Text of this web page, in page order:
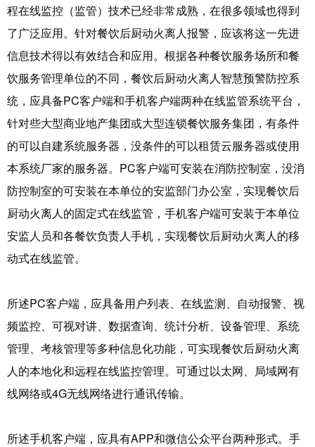
程在线监控（监管）技术已经非常成熟，在很多领域也得到
了广泛应用。针对餐饮后厨动火离人报警，应该将这一先进
信息技术得以有效结合和应用。根据各种餐饮服务场所和餐
饮服务管理单位的不同，餐饮后厨动火离人智慧预警防控系
统，应具备PC客户端和手机客户端两种在线监管系统平台，
针对些大型商业地产集团或大型连锁餐饮服务集团，有条件
的可以自建系统服务器，没条件的可以租赁云服务器或使用
本系统厂家的服务器。PC客户端可安装在消防控制室，没消
防控制室的可安装在本单位的安监部门办公室，实现餐饮后
厨动火离人的固定式在线监管，手机客户端可安装于本单位
安监人员和各餐饮负责人手机，实现餐饮后厨动火离人的移
动式在线监管。
所述PC客户端，应具备用户列表、在线监测、自动报警、视
频监控、可视对讲、数据查询、统计分析、设备管理、系统
管理、考核管理等多种信息化功能，可实现餐饮后厨动火离
人的本地化和远程在线监控管理。可通过以太网、局域网有
线网络或4G无线网络进行通讯传输。
所述手机客户端，应具有APP和微信公众平台两种形式。手